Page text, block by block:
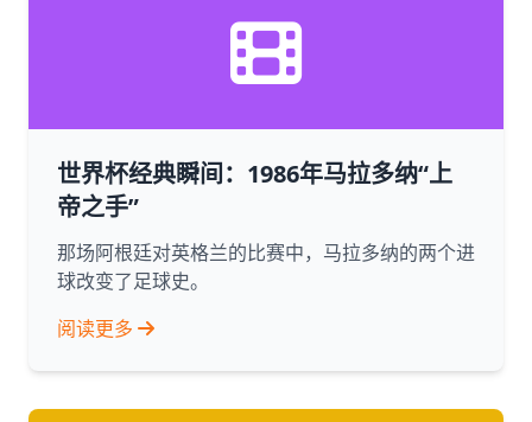
世界杯经典瞬间：1986年马拉多纳“上
帝之手”
那场阿根廷对英格兰的比赛中，马拉多纳的两个进
球改变了足球史。
阅读更多